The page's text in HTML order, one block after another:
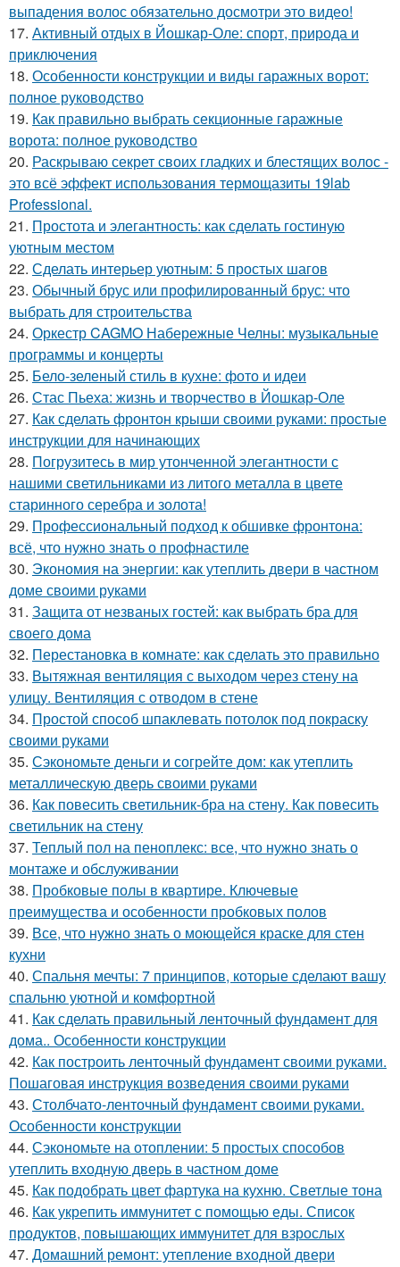
выпадения волос обязательно досмотри это видео!
17. Активный отдых в Йошкар-Оле: спорт, природа и
приключения
18. Особенности конструкции и виды гаражных ворот:
полное руководство
19. Как правильно выбрать секционные гаражные
ворота: полное руководство
20. Раскрываю секрет своих гладких и блестящих волос -
это всё эффект использования термощазиты 19lab
Professional.
21. Простота и элегантность: как сделать гостиную
уютным местом
22. Сделать интерьер уютным: 5 простых шагов
23. Обычный брус или профилированный брус: что
выбрать для строительства
24. Оркестр CAGMO Набережные Челны: музыкальные
программы и концерты
25. Бело-зеленый стиль в кухне: фото и идеи
26. Стас Пьеха: жизнь и творчество в Йошкар-Оле
27. Как сделать фронтон крыши своими руками: простые
инструкции для начинающих
28. Погрузитесь в мир утонченной элегантности с
нашими светильниками из литого металла в цвете
старинного серебра и золота!
29. Профессиональный подход к обшивке фронтона:
всё, что нужно знать о профнастиле
30. Экономия на энергии: как утеплить двери в частном
доме своими руками
31. Защита от незваных гостей: как выбрать бра для
своего дома
32. Перестановка в комнате: как сделать это правильно
33. Вытяжная вентиляция с выходом через стену на
улицу. Вентиляция с отводом в стене
34. Простой способ шпаклевать потолок под покраску
своими руками
35. Сэкономьте деньги и согрейте дом: как утеплить
металлическую дверь своими руками
36. Как повесить светильник-бра на стену. Как повесить
светильник на стену
37. Теплый пол на пеноплекс: все, что нужно знать о
монтаже и обслуживании
38. Пробковые полы в квартире. Ключевые
преимущества и особенности пробковых полов
39. Все, что нужно знать о моющейся краске для стен
кухни
40. Спальня мечты: 7 принципов, которые сделают вашу
спальню уютной и комфортной
41. Как сделать правильный ленточный фундамент для
дома.. Особенности конструкции
42. Как построить ленточный фундамент своими руками.
Пошаговая инструкция возведения своими руками
43. Столбчато-ленточный фундамент своими руками.
Особенности конструкции
44. Сэкономьте на отоплении: 5 простых способов
утеплить входную дверь в частном доме
45. Как подобрать цвет фартука на кухню. Светлые тона
46. Как укрепить иммунитет с помощью еды. Список
продуктов, повышающих иммунитет для взрослых
47. Домашний ремонт: утепление входной двери